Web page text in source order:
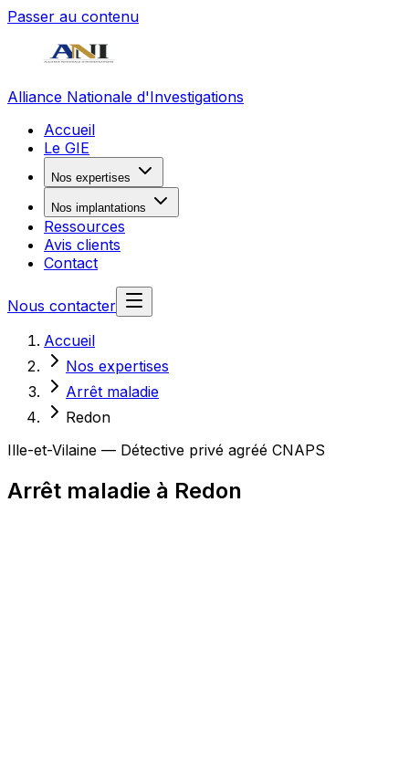
Passer au contenu
Alliance Nationale d'Investigations
Accueil
Le GIE
Nos expertises
Nos implantations
Ressources
Avis clients
Contact
Nous contacter
Accueil
Nos expertises
Arrêt maladie
Redon
Ille-et-Vilaine — Détective privé agréé CNAPS
Arrêt maladie à Redon